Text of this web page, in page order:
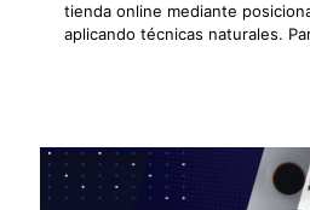
tienda online mediante
aplicando técnicas naturales.